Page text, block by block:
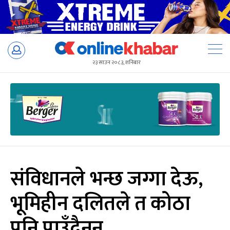
Skip
२३ साउन २०८३, शनिबार
संविधानले भन्छ जग्गा देऊ,
भूमिहीन दलितले त कोठा